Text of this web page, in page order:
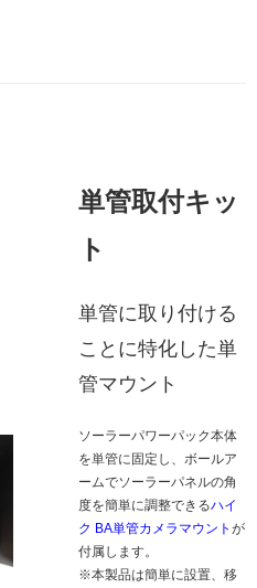
単管取付キッ
ト
単管に取り付ける
ことに特化した単
管マウント
ソーラーパワーパック本体
を単管に固定し、ボールア
ームでソーラーパネルの角
度を簡単に調整できるハイ
ク BA単管カメラマウント が
付属します。
※本製品は簡単に設置、移